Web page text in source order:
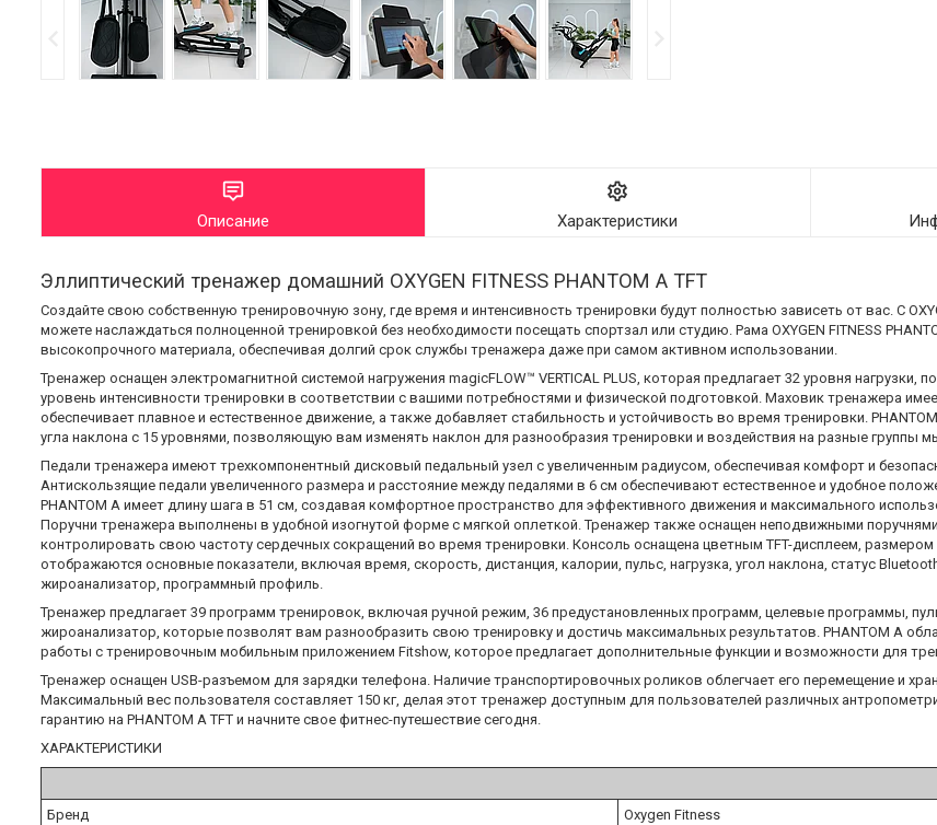
Описание Характеристики
Эллиптический тренажер домашний OXYGEN FITNESS PHANTOM A TFT
Создайте свою собственную тренировочную зону, где время и интенсивность тренировки будут полностью зависеть от вас. С
можете наслаждаться полноценной тренировкой без необходимости посещать спортзал или студию. Рама OXYGEN FITNESS
высокопрочного материала, обеспечивая долгий срок службы тренажера даже при самом активном использовании.
Тренажер оснащен электромагнитной системой нагружения magicFLOW™ VERTICAL PLUS, которая предлагает 32 уровня
уровень интенсивности тренировки в соответствии с вашими потребностями и физической подготовкой. Маховик тренажера
обеспечивает плавное и естественное движение, а также добавляет стабильность и устойчивость во время тренировки.
угла наклона с 15 уровнями, позволяющую вам изменять наклон для разнообразия тренировки и воздействия на разные группы
Педали тренажера имеют трехкомпонентный дисковый педальный узел с увеличенным радиусом, обеспечивая комфорт и
Антискользящие педали увеличенного размера и расстояние между педалями в 6 см обеспечивают естественное и удобное
PHANTOM A имеет длину шага в 51 см, создавая комфортное пространство для эффективного движения и максимального
Поручни тренажера выполнены в удобной изогнутой форме с мягкой оплеткой. Тренажер также оснащен неподвижными
контролировать свою частоту сердечных сокращений во время тренировки. Консоль оснащена цветным TFT-дисплеем,
отображаются основные показатели, включая время, скорость, дистанция, калории, пульс, нагрузка, угол наклона, статус
жироанализатор, программный профиль.
Тренажер предлагает 39 программ тренировок, включая ручной режим, 36 предустановленных программ, целевые программы,
жироанализатор, которые позволят вам разнообразить свою тренировку и достичь максимальных результатов. PHANTOM A
работы с тренировочным мобильным приложением Fitshow, которое предлагает дополнительные функции и возможности для
Тренажер оснащен USB-разъемом для зарядки телефона. Наличие транспортировочных роликов облегчает его перемещение и
Максимальный вес пользователя составляет 150 кг, делая этот тренажер доступным для пользователей различных
гарантию на PHANTOM A TFT и начните свое фитнес-путешествие сегодня.
ХАРАКТЕРИСТИКИ
Бренд
Oxygen Fitness